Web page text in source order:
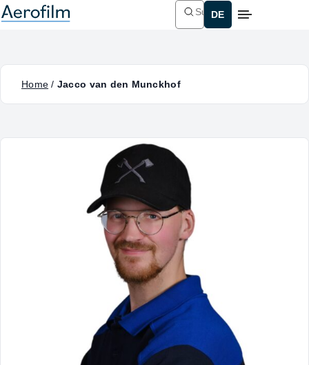
Home / Jacco van den Munckhof